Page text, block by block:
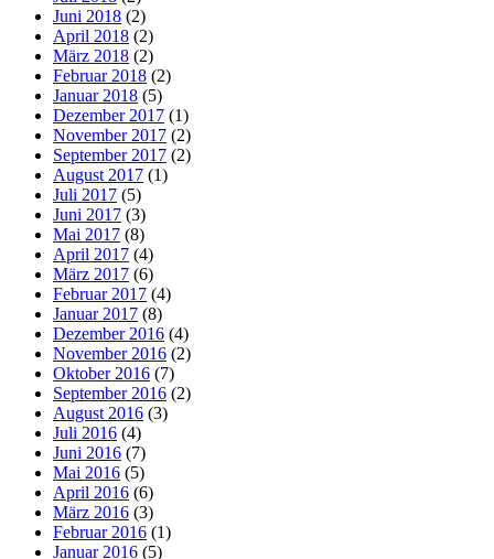
Juni 2018 (2)
April 2018 (2)
März 2018 (2)
Februar 2018 (2)
Januar 2018 (5)
Dezember 2017 (1)
November 2017 (2)
September 2017 (2)
August 2017 (1)
Juli 2017 (5)
Juni 2017 (3)
Mai 2017 (8)
April 2017 (4)
März 2017 (6)
Februar 2017 (4)
Januar 2017 (8)
Dezember 2016 (4)
November 2016 (2)
Oktober 2016 (7)
September 2016 (2)
August 2016 (3)
Juli 2016 (4)
Juni 2016 (7)
Mai 2016 (5)
April 2016 (6)
März 2016 (3)
Februar 2016 (1)
Januar 2016 (5)